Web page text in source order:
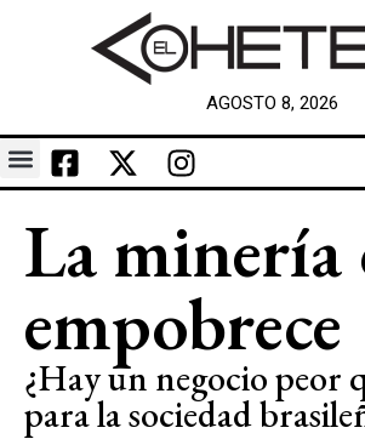
AGOSTO 8, 2026
La minería
empobrece
¿Hay un negocio peor
para la sociedad